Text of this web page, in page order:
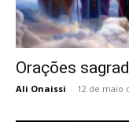
Orações
Ali Onaissi - 12 de maio